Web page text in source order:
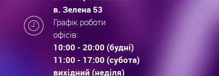
в. Зелена 53
Графік роботи
офісів:
10:00 - 20:00 (будні)
11:00 - 17:00 (субота)
вихідний (неділя)